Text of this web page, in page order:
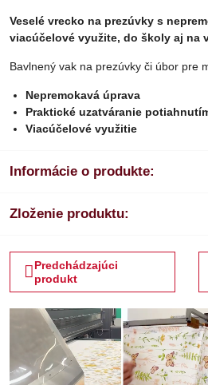
Veselé vrecko na prezúvky s
viacúčelové využite, do školy aj na
Bavlnený vak na prezúvky či úbor pre
Nepremokavá úprava
Praktické uzatváranie
Viacúčelové využitie
Informácie o produkte:
Zloženie produktu:
Predchádzajúci
produkt